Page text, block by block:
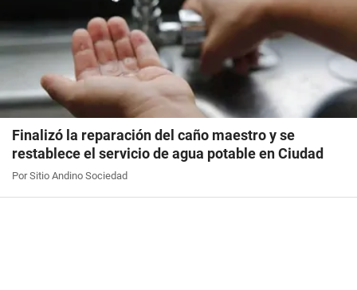
Finalizó la reparación del caño maestro y se
restablece el servicio de agua potable en Ciudad
Por Sitio Andino Sociedad